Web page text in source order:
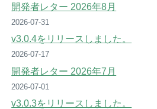
開発者レター 2026年8月
2026-07-31
v3.0.4をリリースしました。
2026-07-17
開発者レター 2026年7月
2026-07-01
v3.0.3をリリースしました。